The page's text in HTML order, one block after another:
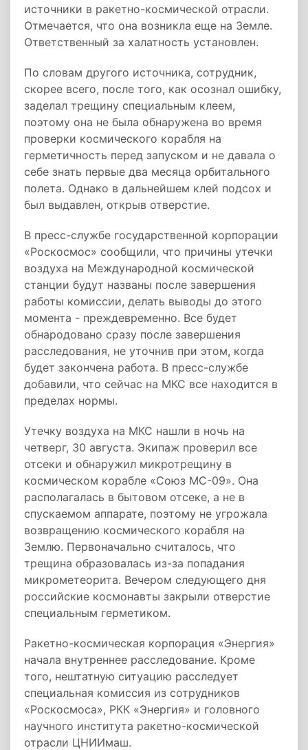
источники в ракетно-космической отрасли.
Отмечается, что она возникла еще на Земле.
Ответственный за халатность установлен.
По словам другого источника, сотрудник,
скорее всего, после того, как осознал ошибку,
заделал трещину специальным клеем,
поэтому она не была обнаружена во время
проверки космического корабля на
герметичность перед запуском и не давала о
себе знать первые два месяца орбитального
полета. Однако в дальнейшем клей подсох и
был выдавлен, открыв отверстие.
В пресс-службе государственной корпорации
«Роскосмос» сообщили, что причины утечки
воздуха на Международной космической
станции будут названы после завершения
работы комиссии, делать выводы до этого
момента - преждевременно. Все будет
обнародовано сразу после завершения
расследования, не уточнив при этом, когда
будет закончена работа. В пресс-службе
добавили, что сейчас на МКС все находится в
пределах нормы.
Утечку воздуха на МКС нашли в ночь на
четверг, 30 августа. Экипаж проверил все
отсеки и обнаружил микротрещину в
космическом корабле «Союз МС-09». Она
располагалась в бытовом отсеке, а не в
спускаемом аппарате, поэтому не угрожала
возвращению космического корабля на
Землю. Первоначально считалось, что
трещина образовалась из-за попадания
микрометеорита. Вечером следующего дня
российские космонавты закрыли отверстие
специальным герметиком.
Ракетно-космическая корпорация «Энергия»
начала внутреннее расследование. Кроме
того, нештатную ситуацию расследует
специальная комиссия из сотрудников
«Роскосмоса», РКК «Энергия» и головного
научного института ракетно-космической
отрасли ЦНИИмаш.